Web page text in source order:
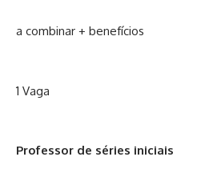
a combinar + benefícios
1 Vaga
Professor de séries iniciais